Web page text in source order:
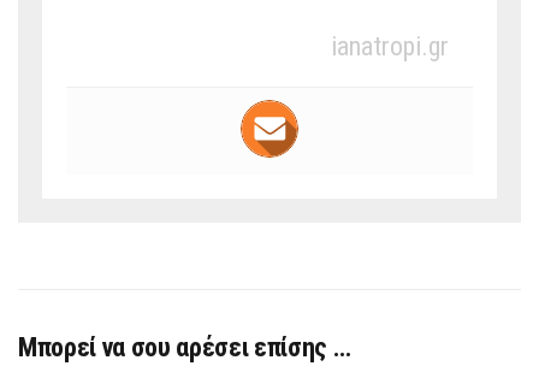
ianatropi.gr
Μπορεί να σου αρέσει επίσης …